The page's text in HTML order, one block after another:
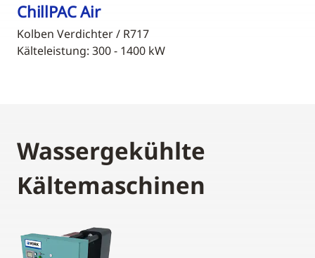
ChillPAC Air
Kolben Verdichter / R717
Kälteleistung: 300 - 1400 kW
Wassergekühlte
Kältemaschinen